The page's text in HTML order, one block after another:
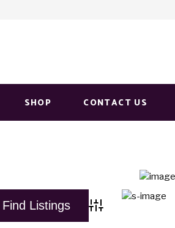
SHOP CONTACT US
Advanced Search